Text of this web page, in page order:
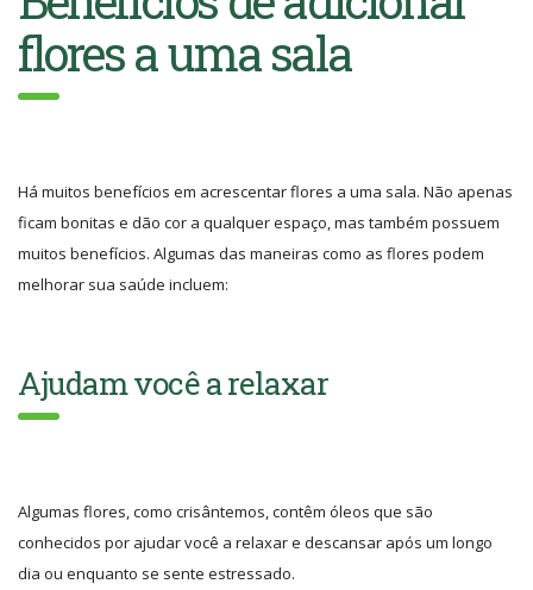
flores a uma sala
Há muitos benefícios em acrescentar flores a uma sala. Não apenas
ficam bonitas e dão cor a qualquer espaço, mas também possuem
muitos benefícios. Algumas das maneiras como as flores podem
melhorar sua saúde incluem:
Ajudam você a relaxar
Algumas flores, como crisântemos, contêm óleos que são
conhecidos por ajudar você a relaxar e descansar após um longo
dia ou enquanto se sente estressado.